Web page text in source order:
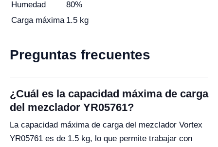
Humedad
80%
Carga máxima 1.5 kg
Preguntas frecuentes
¿Cuál es la capacidad máxima de carga
del mezclador YR05761?
La capacidad máxima de carga del mezclador Vortex
YR05761 es de 1.5 kg, lo que permite trabajar con